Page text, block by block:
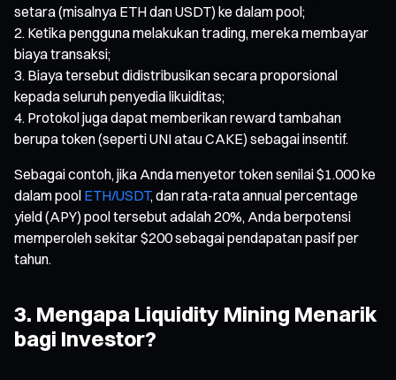
setara (misalnya ETH dan USDT) ke dalam pool;
Ketika pengguna melakukan trading, mereka membayar
biaya transaksi;
Biaya tersebut didistribusikan secara proporsional
kepada seluruh penyedia likuiditas;
Protokol juga dapat memberikan reward tambahan
berupa token (seperti UNI atau CAKE) sebagai insentif.
Sebagai contoh, jika Anda menyetor token senilai $1.000 ke
dalam pool ETH/USDT, dan rata-rata annual percentage
yield (APY) pool tersebut adalah 20%, Anda berpotensi
memperoleh sekitar $200 sebagai pendapatan pasif per
tahun.
3. Mengapa Liquidity Mining Menarik
bagi Investor?